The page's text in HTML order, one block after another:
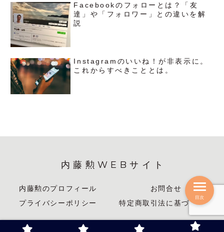
Facebookのフォローとは？「友
達」や「フォロワー」との違いを解
説
Instagramのいいね！が非表示に。
これからすべきこととは。
内藤勲WEBサイト
内藤勲のプロフィール
お問合せ
プライバシーポリシー
特定商取引法に基づく表記
© 2013 内藤勲WEBサイト.
目次